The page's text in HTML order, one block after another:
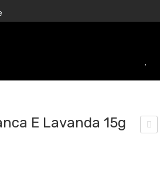
E Lavanda 15g